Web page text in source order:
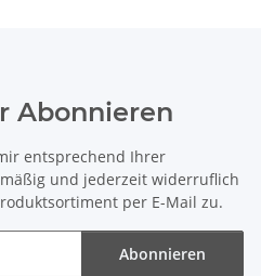
Abonnieren
entsprechend Ihrer
und jederzeit widerruflich
per E-Mail zu.
Abonnieren